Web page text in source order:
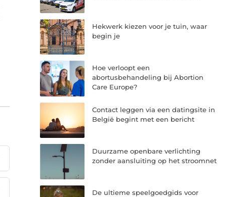
Hekwerk kiezen voor je tuin, waar
begin je
Hoe verloopt een
abortusbehandeling bij Abortion
Care Europe?
Contact leggen via een datingsite in
België begint met een bericht
Duurzame openbare verlichting
zonder aansluiting op het stroomnet
De ultieme speelgoedgids voor